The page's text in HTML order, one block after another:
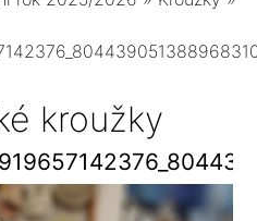
kroužky